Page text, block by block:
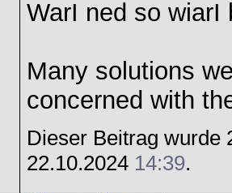
WarI ned so wiarI
Many solutions
concerned with
Dieser Beitrag wurde
22.10.2024 14:39.